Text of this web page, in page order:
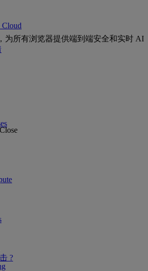
为所有浏览器提供端到端安全和实时 AI
Close
?
Cloud